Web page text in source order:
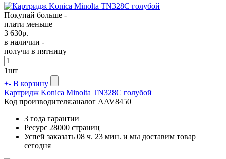
Покупай больше -
плати меньше
3 630р.
в наличии -
получи в пятницу
1шт
+- В корзину
Картридж Konica Minolta TN328C голубой
Код производителя:аналог AAV8450
3 года гарантии
Ресурс 28000 страниц
Успей заказать 08 ч. 23 мин. и мы доставим товар
сегодня